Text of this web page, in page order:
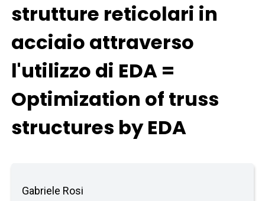
strutture reticolari in
acciaio attraverso
l'utilizzo di EDA =
Optimization of truss
structures by EDA
Gabriele Rosi